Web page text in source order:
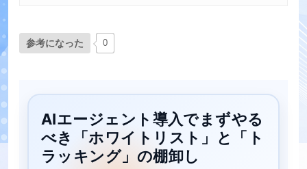
参考になった 0
AIエージェント導入でまずやる
べき「ホワイトリスト」と「ト
ラッキング」の棚卸し